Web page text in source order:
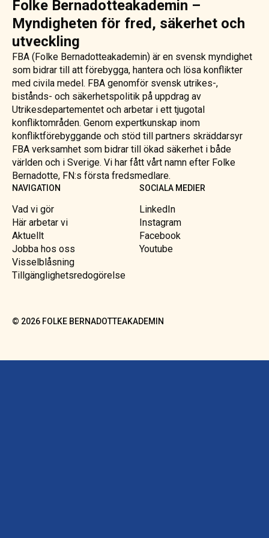
Folke Bernadotteakademin –
Myndigheten för fred, säkerhet och
utveckling
FBA (Folke Bernadotteakademin) är en svensk myndighet
som bidrar till att förebygga, hantera och lösa konflikter
med civila medel. FBA genomför svensk utrikes-,
bistånds- och säkerhetspolitik på uppdrag av
Utrikesdepartementet och arbetar i ett tjugotal
konfliktområden. Genom expertkunskap inom
konfliktförebyggande och stöd till partners skräddarsyr
FBA verksamhet som bidrar till ökad säkerhet i både
världen och i Sverige. Vi har fått vårt namn efter Folke
Bernadotte, FN:s första fredsmedlare.
NAVIGATION
Vad vi gör
Här arbetar vi
Aktuellt
Jobba hos oss
Visselblåsning
Tillgänglighetsredogörelse
SOCIALA MEDIER
LinkedIn
Instagram
Facebook
Youtube
© 2026 FOLKE BERNADOTTEAKADEMIN